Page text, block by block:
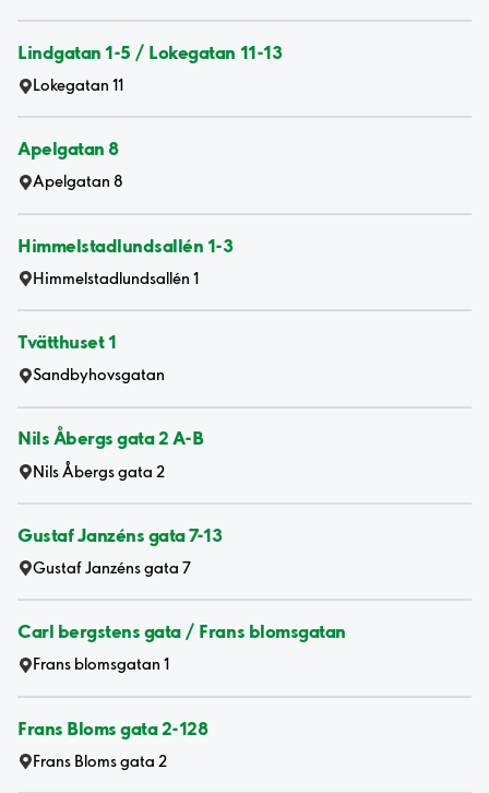
Lindgatan 1-5 / Lokegatan 11-13
Lokegatan 11
Apelgatan 8
Apelgatan 8
Himmelstadlundsallén 1-3
Himmelstadlundsallén 1
Tvätthuset 1
Sandbyhovsgatan
Nils Åbergs gata 2 A-B
Nils Åbergs gata 2
Gustaf Janzéns gata 7-13
Gustaf Janzéns gata 7
Carl bergstens gata / Frans blomsgatan
Frans blomsgatan 1
Frans Bloms gata 2-128
Frans Bloms gata 2